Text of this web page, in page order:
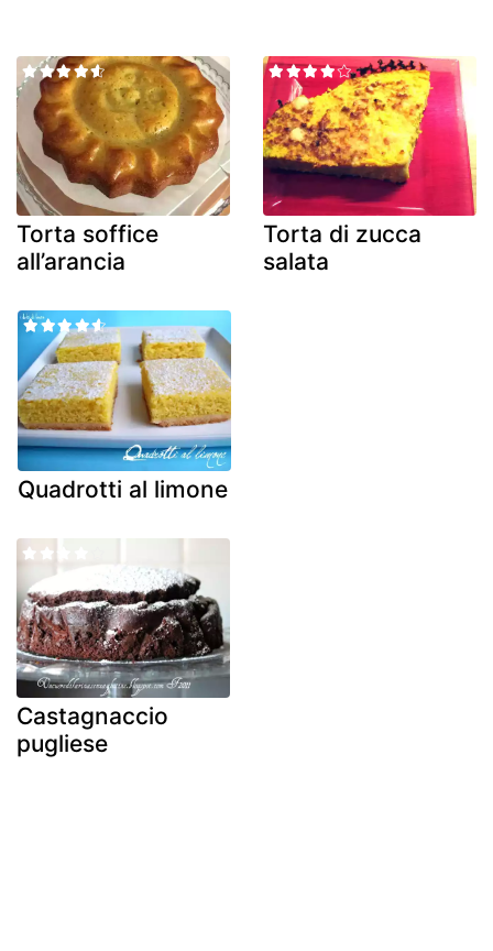
Torta soffice
all’arancia
Torta di zucca
salata
Quadrotti al limone
Castagnaccio
pugliese